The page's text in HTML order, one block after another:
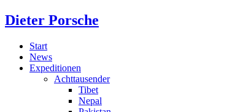
Dieter Porsche
Start
News
Expeditionen
Achttausender
Tibet
Nepal